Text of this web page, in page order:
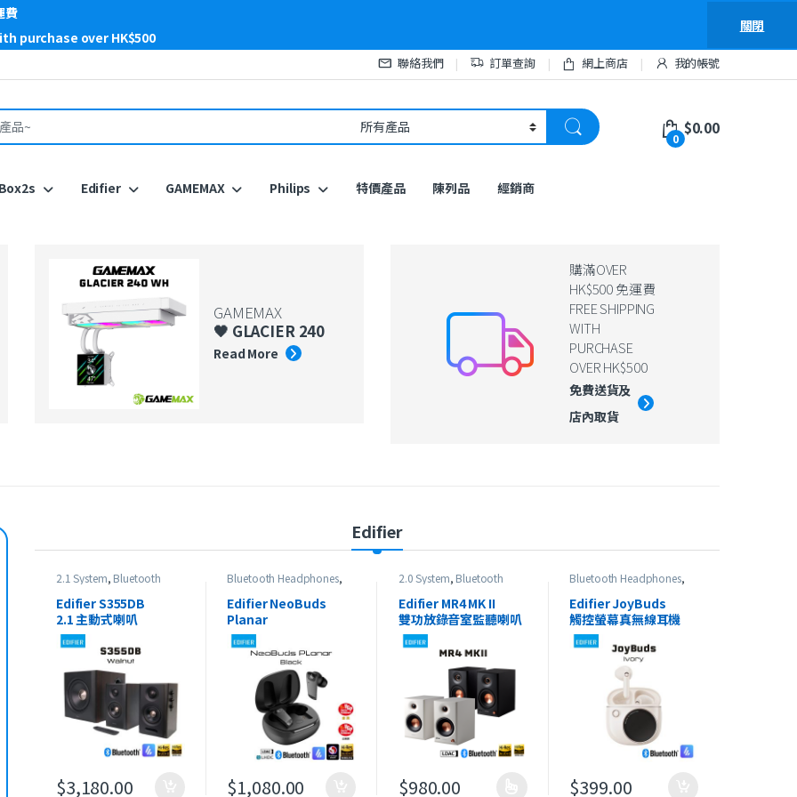
費
purchase over HK$500
關閉
聯絡我們 訂單查詢 網上商店 我的帳號
0
$0.00
Edifier GAMEMAX Philips 特價產品 陳列品 經銷商
GAMEMAX
🖤 GLACIER 240
Read More
購滿OVER
HK$500 免運費
FREE SHIPPING
WITH
PURCHASE
OVER HK$500
免費送貨及
店內取貨
Edifier
2.1 System, Bluetooth
Speaker Edifier
Edifier S355DB
2.1 主動式喇叭
$3,180.00
Bluetooth Headphones,
, On-Ear
Headphones,最新產品
Edifier NeoBuds
Planar
真無線平面磁驅動降噪
耳機
$1,080.00
2.0 System, Bluetooth
Speaker Edifier
Series,最新產品
Edifier MR4 MK II
雙功放錄音室監聽喇叭
$980.00
Bluetooth Headphones,
,
Headphones,最新產品
Edifier JoyBuds
觸控螢幕真無線耳機
$399.00